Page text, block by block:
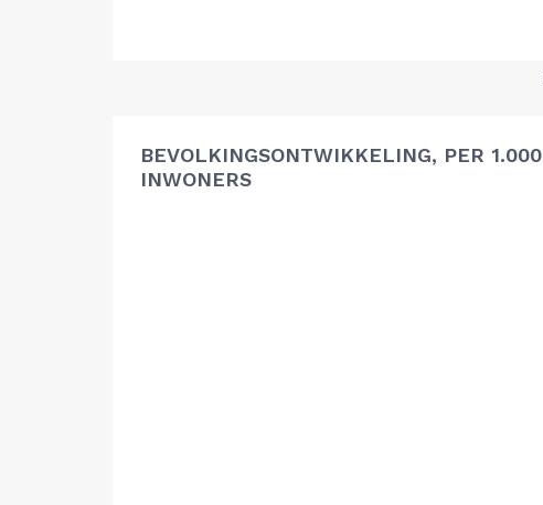
BEVOLKINGSONTWIKKELING, PER 1.000
INWONERS